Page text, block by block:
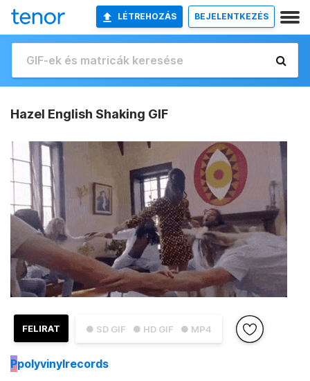
LÉTREHOZÁS BEJELENTKEZÉS
Hazel English Shaking GIF
● SD GIF ● HD GIF ● MP4
FELIRAT
Ppolyvinylrecords